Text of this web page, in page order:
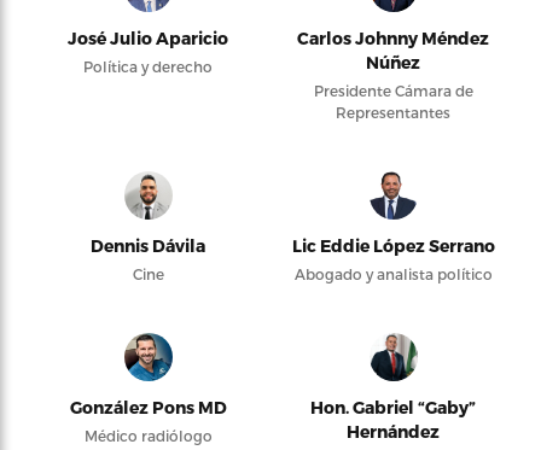
José Julio Aparicio
Política y derecho
Carlos Johnny Méndez
Núñez
Presidente Cámara de
Representantes
Dennis Dávila
Cine
Lic Eddie López Serrano
Abogado y analista político
González Pons MD
Médico radiólogo
Hon. Gabriel “Gaby”
Hernández